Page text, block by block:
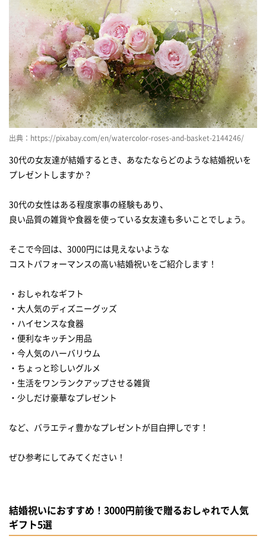
上質な冷酒ペアカップ
いっぱい入っていて嬉しいティースプーン5本セット
結婚祝いにおすすめ！3000円前後の人気ギフト「キッチン用品」
スパイス、ハーブの保存に優れた容器
エコフレンドリーなマルチクリーナー
30代の女友達に贈る結婚祝い！3000円前後の大人気「ハーバリウ
ム」
12色の中から選べるハーバリウム
インテリアとしても活用できるハーバリウム♪
30代の女友達に贈る！3000円前後の「食べ物」のプレゼント
本当にとろけると話題のチーズケーキ
インスタ映えするおしゃれなパスタ
箸が止まらない究極のおかず！
お名前を刻印できるリップの日本限定版
髪をさらさらにしてくれるヘアブラシ
予算3000円から5000円！ちょっとだけ豪華な結婚祝いプレゼント
ふわふわなフェイスタオルセット
ラメが輝くスパークリングワイン
感謝を伝えるお花とお茶のギフトセット
3000円前後でお手頃！30代の女友達が喜ぶ結婚祝い
出典：https://pixabay.com/en/watercolor-roses-and-basket-2144246/
30代の女友達が結婚するとき、あなたならどのような結婚祝いを
プレゼントしますか？
30代の女性はある程度家事の経験もあり、
良い品質の雑貨や食器を使っている女友達も多いことでしょう。
そこで今回は、3000円には見えないような
コストパフォーマンスの高い結婚祝いをご紹介します！
・おしゃれなギフト
・大人気のディズニーグッズ
・ハイセンスな食器
・便利なキッチン用品
・今人気のハーバリウム
・ちょっと珍しいグルメ
・生活をワンランクアップさせる雑貨
・少しだけ豪華なプレゼント
など、バラエティ豊かなプレゼントが目白押しです！
ぜひ参考にしてみてください！
結婚祝いにおすすめ！3000円前後で贈るおしゃれで人気
ギフト5選